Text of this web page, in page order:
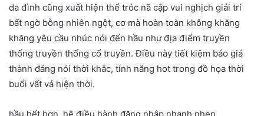
da đình cũng xuất hiện thể tróc nã cập vui nghịch giải trí
bất ngờ bỗng nhiên ngột, cơ mà hoàn toàn không khăng
khăng yêu cầu nhúc nói đến hầu như địa điểm truyền
thống truyền thống cổ truyền. Điều này tiết kiệm báo giá
thành đáng nói thời khắc, tính năng hot trong đồ họa thời
buổi vất vả hiện thời.